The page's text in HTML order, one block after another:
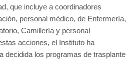
que incluye a coordinadores
personal médico, de Enfermería,
Camillería y personal
acciones, el Instituto ha
decidida los programas de trasplante